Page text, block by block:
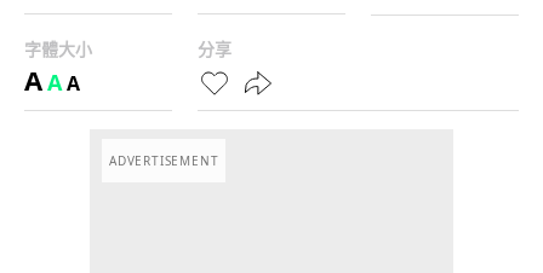
字體大小
AAA
分享
ADVERTISEMENT